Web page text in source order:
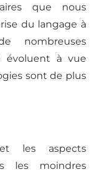
que nous
du langage à
nombreuses
à vue
sont de plus
les aspects
les moindres